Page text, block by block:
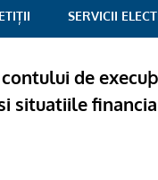
SERVICII
de
situatiile